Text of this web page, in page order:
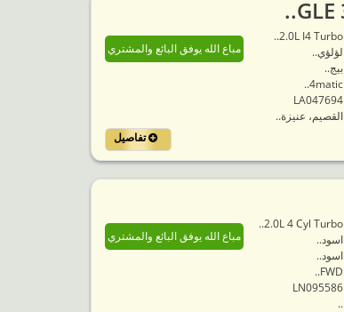
2.0L I4 Turbo..
لؤلؤي..
بيج..
4matic..
LA047694
القصيم، عنيزة..
مباع الله يوفق البائع والمشتري
تفاصيل
2.0L 4 Cyl Turbo..
اسود..
اسود..
FWD..
LN095586
..
مباع الله يوفق البائع والمشتري